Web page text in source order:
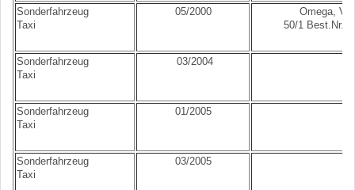
Sonderfahrzeug
Taxi
05/2000
Omega,
50/1 Best.Nr.
Sonderfahrzeug
Taxi
03/2004
Sonderfahrzeug
Taxi
01/2005
Sonderfahrzeug
Taxi
03/2005